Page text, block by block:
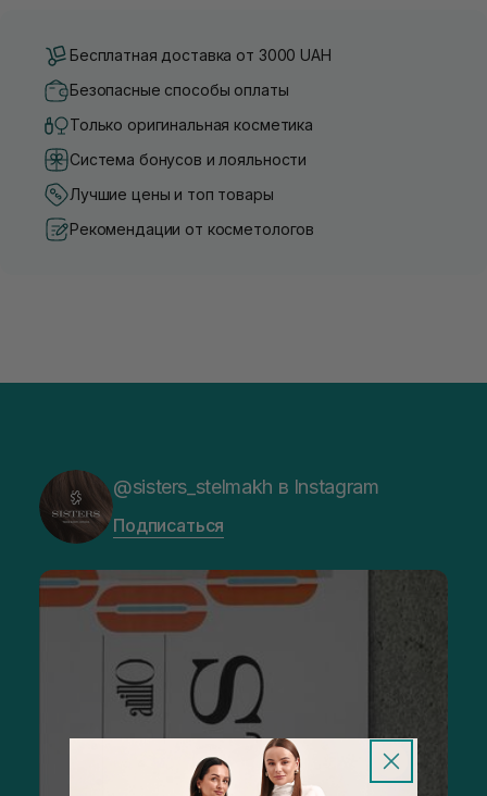
Бесплатная доставка от 3000 UAH
Безопасные способы оплаты
Только оригинальная косметика
Система бонусов и лояльности
Лучшие цены и топ товары
Рекомендации от косметологов
@sisters_stelmakh в Instagram
Подписаться